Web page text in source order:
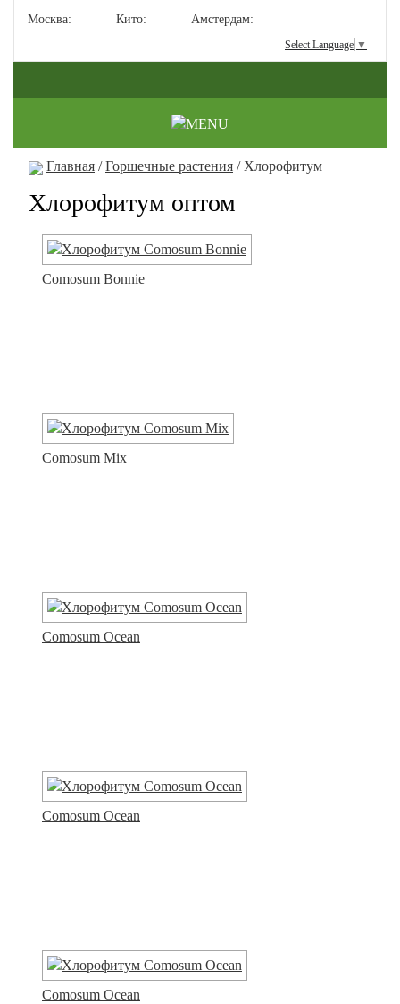
Москва: Кито: Амстердам:
Select Language ▼
Главная /Горшечные растения / Хлорофитум
Хлорофитум оптом
Comosum Bonnie
Comosum Mix
Comosum Ocean
Comosum Ocean
Comosum Ocean